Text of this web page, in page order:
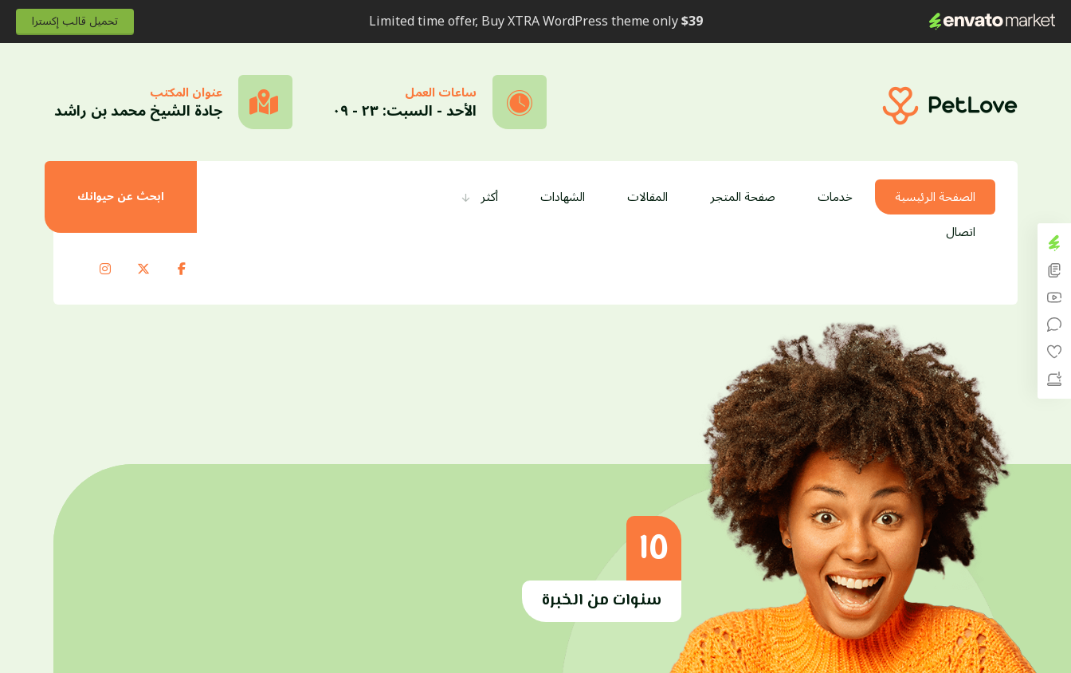
Limited time offer, Buy XTRA WordPress theme only$39 تحميل قالب إكسترا
عنوان المكتب
جادة الشيخ محمد بن راشد
ساعات العمل
الأحد - السبت: ٢٣ - ٠٩
الصفحة الرئيسية خدمات صفحة المتجر المقالات الشهادات
أكثر
اتصال
ابحث عن حيوانك
١٥
سنوات من الخبرة